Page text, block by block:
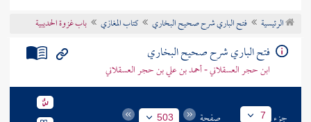
تراجم الأعلام
الرئيسية فتح الباري شرح صحيح البخاري كتاب المغازي باب غزوة الحديبية
فتح الباري شرح صحيح البخاري
ابن حجر العسقلاني - أحمد بن علي بن حجر العسقلاني
7
503